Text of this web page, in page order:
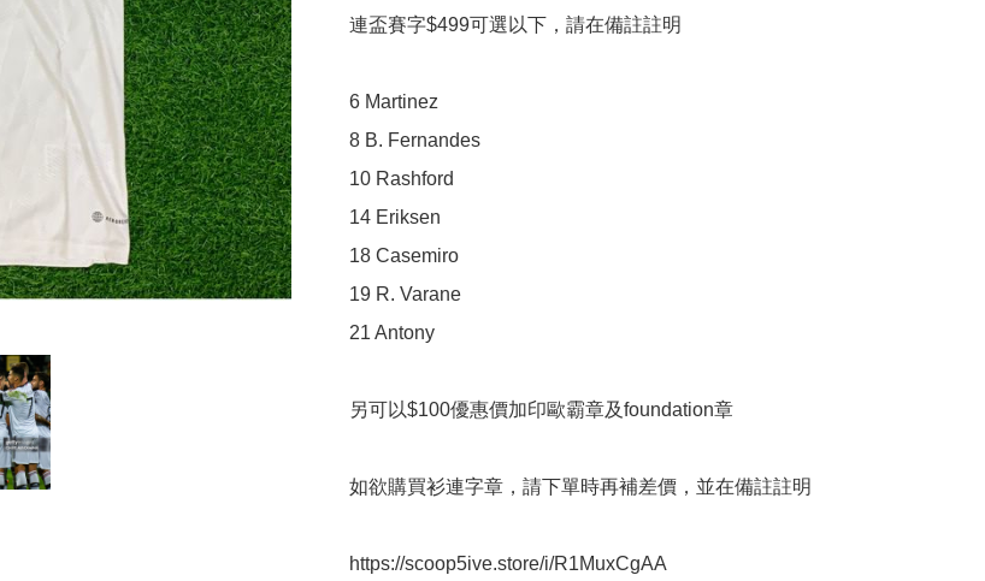
連盃賽字$499可選以下，請在備註註明
6 Martinez
8 B. Fernandes
10 Rashford
14 Eriksen
18 Casemiro
19 R. Varane
21 Antony
另可以$100優惠價加印歐霸章及foundation章
如欲購買衫連字章，請下單時再補差價，並在備註註明
https://scoop5ive.store/i/R1MuxCgAA